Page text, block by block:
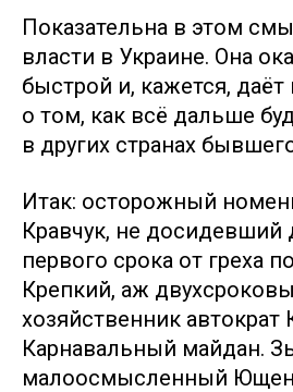
Показательна в этом
власти в Украине. Она
быстрой и, кажется,
о том, как всё дальше
в других странах
Итак: осторожный
Кравчук, не досидевший
первого срока от греха
Крепкий, аж
хозяйственник автократ
Карнавальный майдан.
малоосмысленный